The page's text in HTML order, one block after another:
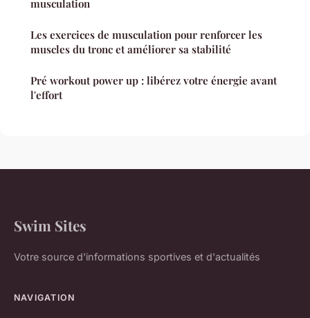
musculation
Les exercices de musculation pour renforcer les
muscles du tronc et améliorer sa stabilité
Pré workout power up : libérez votre énergie avant
l'effort
Swim Sites
Votre source d'informations sportives et d'actualités
NAVIGATION